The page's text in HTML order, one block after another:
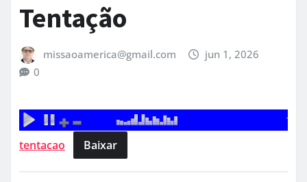
Tentação
missaoamerica@gmail.com
jun 1, 2026
0
tentacao Baixar